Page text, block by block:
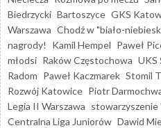
Biedrzycki Bartoszyce GKS
Warszawa Chodź w "biało-
nagrody!
Kamil Hempel Paweł
młodsi Raków Częstochowa UKS
Radom Paweł Kaczmarek Stomil
Rozwój Katowice Piotr
Legia II Warszawa stowarzyszenie
Centralna Liga Juniorów Dawid